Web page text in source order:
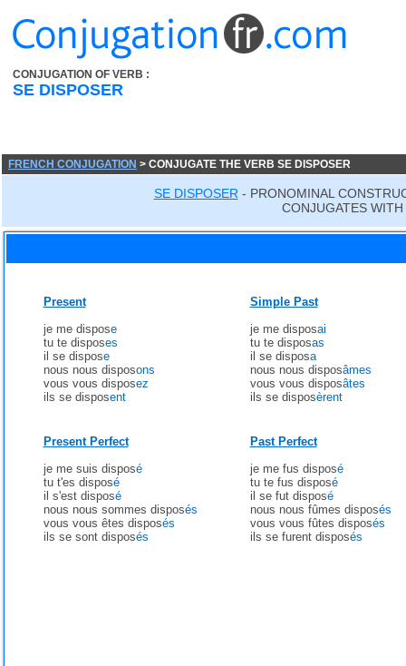
CONJUGATION OF VERB :
SE DISPOSER
FRENCH CONJUGATION > CONJUGATE THE VERB SE DISPOSER
SE DISPOSER - PRONOMINAL
CONJUGATES
Present
je me dispose
tu te disposes
il se dispose
nous nous disposons
vous vous disposez
ils se disposent
Simple Past
je me disposai
tu te disposas
il se disposa
nous nous disposâmes
vous vous disposâtes
ils se disposèrent
Present Perfect
je me suis disposé
tu t'es disposé
il s'est disposé
nous nous sommes disposés
vous vous êtes disposés
ils se sont disposés
Past Perfect
je me fus disposé
tu te fus disposé
il se fut disposé
nous nous fûmes disposés
vous vous fûtes disposés
ils se furent disposés